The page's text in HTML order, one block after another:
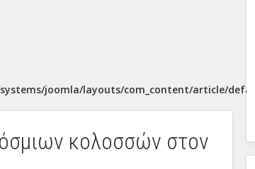
joomla/layouts/com_content/article/
κολοσσών στον